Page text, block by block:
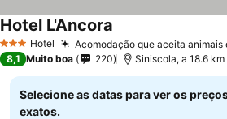
3 EstrelasHotel Acomodação que aceita animais
Hotel L'Ancora
8,1 Muito boa 220 Siniscola, a 18.6
Selecione as datas para ver os
exatos.